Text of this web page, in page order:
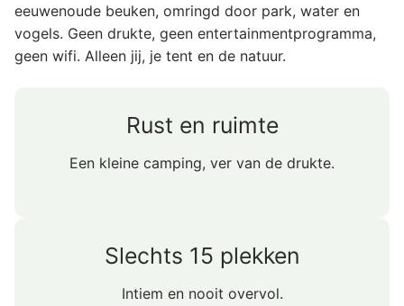
eeuwenoude beuken, omringd door park, water en
vogels. Geen drukte, geen entertainmentprogramma,
geen wifi. Alleen jij, je tent en de natuur.
Rust en ruimte
Een kleine camping, ver van de drukte.
Slechts 15 plekken
Intiem en nooit overvol.